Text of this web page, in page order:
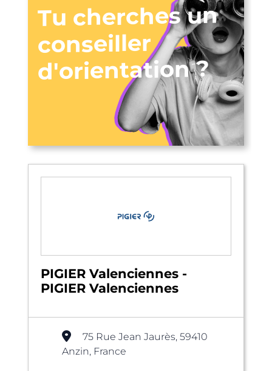
Tu cherches un
conseiller
d'orientation ?
PIGIER Valenciennes -
PIGIER Valenciennes
75 Rue Jean Jaurès, 59410
Anzin, France